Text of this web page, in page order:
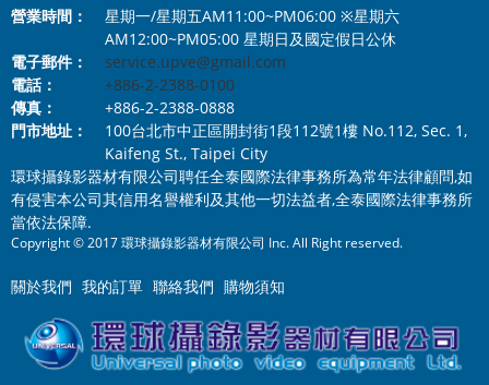
營業時間：
星期一/星期五AM11:00~PM06:00 ※星期六
AM12:00~PM05:00 星期日及國定假日公休
電子郵件：
service.upve@gmail.com
電話：
+886-2-2388-0100
傳真：
+886-2-2388-0888
門市地址：
100台北市中正區開封街1段112號1樓 No.112, Sec. 1,
Kaifeng St., Taipei City
環球攝錄影器材有限公司聘任全泰國際法律事務所為常年法律顧問,如
有侵害本公司其信用名譽權利及其他一切法益者,全泰國際法律事務所
當依法保障.
Copyright © 2017 環球攝錄影器材有限公司 Inc. All Right reserved.
關於我們 我的訂單 聯絡我們 購物須知